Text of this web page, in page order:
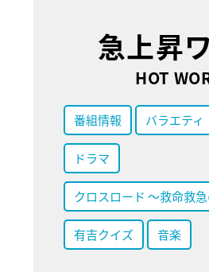
急上昇
HOT
番組情報 バラエティ
ドラマ
クロスロード ～救命救
有吉クイズ 音楽